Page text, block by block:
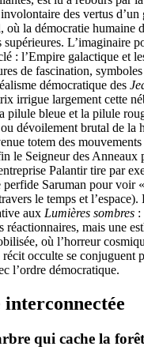
des vertus d’un
où la démocratie humaine
supérieures. L’imaginaire
: l’Empire galactique et
de fascination,
démocratique des
irrigue largement cette
pilule bleue et la pilule
dévoilement brutal de la
totem des
le Seigneur des Anneaux
Palantir tire par
perfide Saruman pour voir
le temps et l’espace).
aux Lumières sombres :
réactionnaires, mais une
où l’horreur
occulte se conjuguent
l’ordre démocratique.
interconnectée
qui cache la forêt